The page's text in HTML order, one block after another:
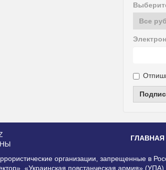
ГЛАВНАЯ
организации, запрещенные в
«Украинская повстанческая армия»